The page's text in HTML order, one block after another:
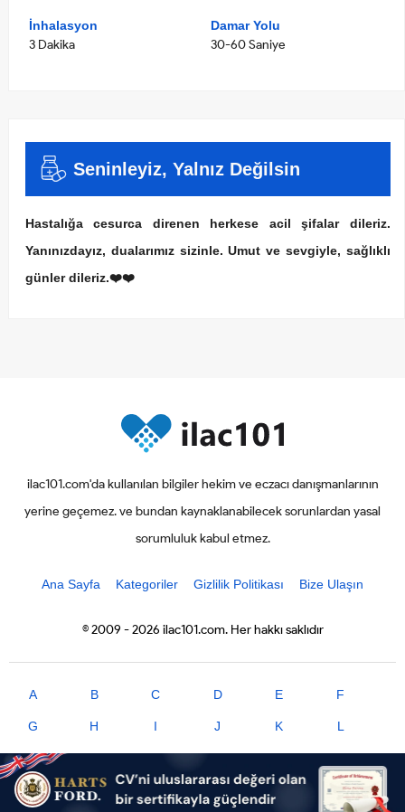
İnhalasyon
3 Dakika
Damar Yolu
30-60 Saniye
Seninleyiz, Yalnız Değilsin
Hastalığa cesurca direnen herkese acil şifalar dileriz.
Yanınızdayız, dualarımız sizinle. Umut ve sevgiyle, sağlıklı
günler dileriz.❤️❤️
ilac101.com'da kullanılan bilgiler hekim ve eczacı danışmanlarının
yerine geçemez. ve bundan kaynaklanabilecek sorunlardan yasal
sorumluluk kabul etmez.
Ana Sayfa Kategoriler Gizlilik Politikası Bize Ulaşın
© 2009 - 2026 ilac101.com. Her hakkı saklıdır
A B C D E F
G H I J K L
M N O P R S
T U X Y Z